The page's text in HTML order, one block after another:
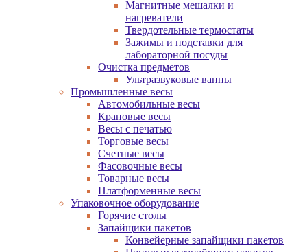
Магнитные мешалки и
нагреватели
Твердотельные термостаты
Зажимы и подставки для
лабораторной посуды
Очистка предметов
Ультразвуковые ванны
Промышленные весы
Автомобильные весы
Крановые весы
Весы с печатью
Торговые весы
Счетные весы
Фасовочные весы
Товарные весы
Платформенные весы
Упаковочное оборудование
Горячие столы
Запайщики пакетов
Конвейерные запайщики пакетов